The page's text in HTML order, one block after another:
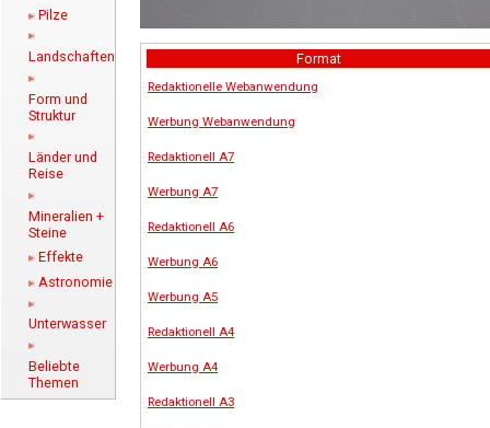
Pilze
Landschaften
Form und
Struktur
Länder und
Reise
Mineralien +
Steine
Effekte
Astronomie
Unterwasser
Beliebte
Themen
Format
Redaktionelle Webanwendung
Werbung Webanwendung
Redaktionell A7
Werbung A7
Redaktionell A6
Werbung A6
Werbung A5
Redaktionell A4
Werbung A4
Redaktionell A3